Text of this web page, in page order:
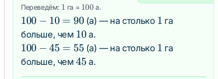
Переведём: 1
1 га = 100
100 а.
100
-
10
=
100 − 10 = 90(а) — на столько 1
1 га
больше, чем 10
10а.
100
-
100 −45 = 55 (а) — на столько 1
1 га
больше, чем45
45 а.